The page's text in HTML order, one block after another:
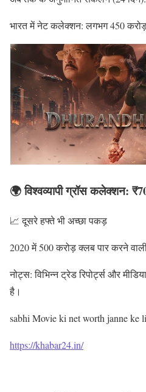
भारत में नेट कलेक्शन: लगभग 450
🌍 विश्वव्यापी ग्रॉस कलेक्शन:
📈 दूसरे हफ्ते भी अच्छा पकड़
2020 में 500 करोड़ क्लब पार करने
नोट्स: विभिन्न ट्रेड रिपोर्ट्स और
है।
sabhi Movie ki net worth janne ke
https://khabar24.in/